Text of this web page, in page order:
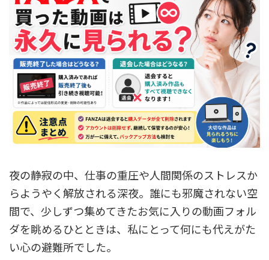
夜の静寂の中、仕事の重圧や人間関係のストレスか
らようやく解放される深夜。誰にも邪魔されない空
間で、少しずつ集めてきたお気に入りの動画フォル
ダを眺めるひとときは、私にとって何にも代えがた
い心の避難所でした。